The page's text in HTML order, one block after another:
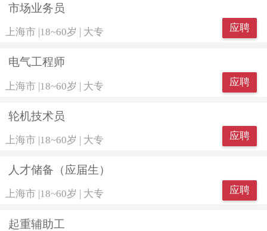
市场业务员
上海市 18~60岁 大专 应聘
电气工程师
上海市 |18~60岁 | 大专 应聘
轮机技术员
上海市 |18~60岁 | 大专 应聘
人才储备（应届生）
上海市 18~60岁 大专 应聘
起重辅助工